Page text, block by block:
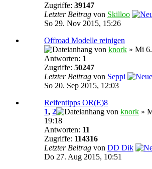
Zugriffe: 39147
Letzter Beitrag von Skilloo
So 29. Nov 2015, 15:26
Offroad Modelle reinigen
von knork » Mi
Antworten: 1
Zugriffe: 50247
Letzter Beitrag von Seppi
So 20. Sep 2015, 12:03
Reifentipps OR(E)8
1, 2 von knork »
19:18
Antworten: 11
Zugriffe: 114316
Letzter Beitrag von DD Dik
Do 27. Aug 2015, 10:51